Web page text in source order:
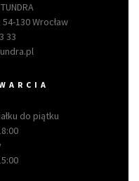
130 Wrocław
33
do piątku